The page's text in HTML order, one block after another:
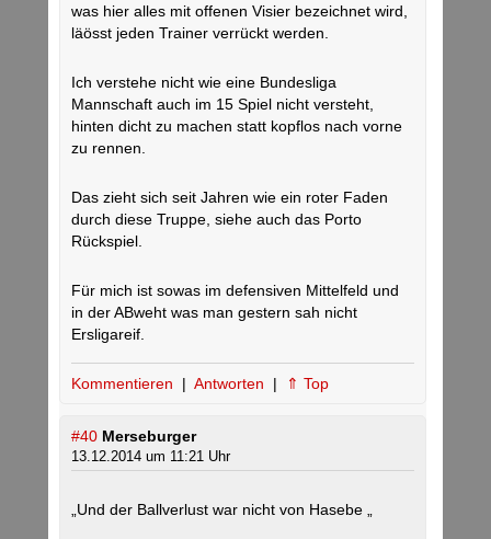
was hier alles mit offenen Visier bezeichnet wird,
läösst jeden Trainer verrückt werden.
Ich verstehe nicht wie eine Bundesliga
Mannschaft auch im 15 Spiel nicht versteht,
hinten dicht zu machen statt kopflos nach vorne
zu rennen.
Das zieht sich seit Jahren wie ein roter Faden
durch diese Truppe, siehe auch das Porto
Rückspiel.
Für mich ist sowas im defensiven Mittelfeld und
in der ABweht was man gestern sah nicht
Ersligareif.
Kommentieren | Antworten | ⇑ Top
#40 Merseburger
13.12.2014 um 11:21 Uhr
„Und der Ballverlust war nicht von Hasebe „